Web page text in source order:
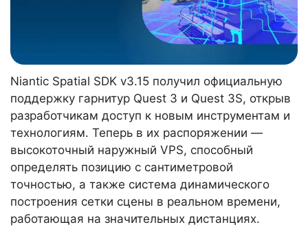
Niantic Spatial SDK v3.15 получил официальную
поддержку гарнитур Quest 3 и Quest 3S, открыв
разработчикам доступ к новым инструментам и
технологиям. Теперь в их распоряжении —
высокоточный наружный VPS, способный
определять позицию с сантиметровой
точностью, а также система динамического
построения сетки сцены в реальном времени,
работающая на значительных дистанциях.